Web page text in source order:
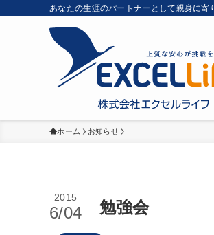
あなたの生涯のパートナーとして親身に寄
ホーム お知らせ
勉強会
2015
6/04